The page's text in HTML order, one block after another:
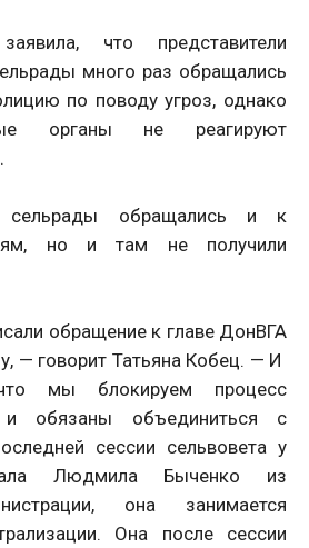
что представители
много раз обращались
по поводу угроз, однако
органы не реагируют
сельрады обращались и к
но и там не получили
обращение к главе ДонВГА
— говорит Татьяна Кобец. — И
мы блокируем процесс
и обязаны объединиться с
сессии сельвовета у
Людмила Быченко из
она занимается
Она после сессии